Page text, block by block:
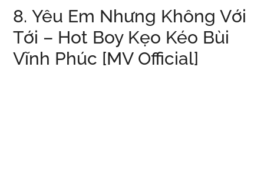
8. Yêu Em Nhưng Không Với
Tới – Hot Boy Kẹo Kéo Bùi
Vĩnh Phúc [MV Official]